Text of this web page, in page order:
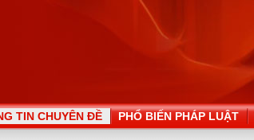
TIN CHUYÊN ĐỀ PHỔ BIẾN PHÁP LUẬT